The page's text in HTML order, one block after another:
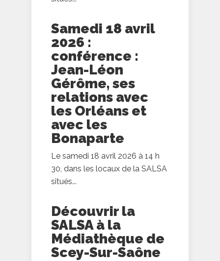
Samedi 18 avril
2026 :
conférence :
Jean-Léon
Gérôme, ses
relations avec
les Orléans et
avec les
Bonaparte
Le samedi 18 avril 2026 à 14 h
30, dans les locaux de la SALSA
situés...
Découvrir la
SALSA à la
Médiathèque de
Scey-Sur-Saône